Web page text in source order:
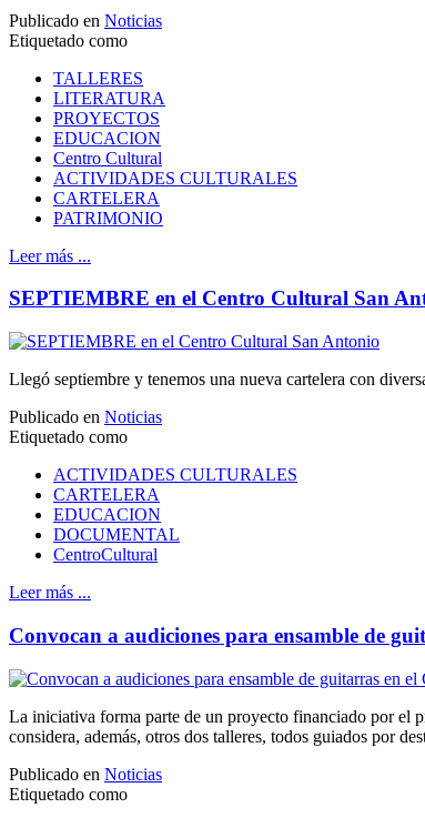
Publicado en Noticias
Etiquetado como
TALLERES
LITERATURA
PROYECTOS
EDUCACION
Centro Cultural
ACTIVIDADES CULTURALES
CARTELERA
PATRIMONIO
Leer más ...
SEPTIEMBRE en el Centro Cultural San
Llegó septiembre y tenemos una nueva cartelera con
Publicado en Noticias
Etiquetado como
ACTIVIDADES CULTURALES
CARTELERA
EDUCACION
DOCUMENTAL
CentroCultural
Leer más ...
Convocan a audiciones para ensamble de
La iniciativa forma parte de un proyecto financiado por el
considera, además, otros dos talleres, todos guiados por
Publicado en Noticias
Etiquetado como